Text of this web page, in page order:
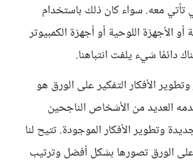
تأتي معه. سواء كان ذلك باستخدام
أو الأجهزة اللوحية أو أجهزة الكمبيوتر
دائمًا شيء يلفت انتباهنا.
وتطوير الأفكار التفكير على الورق هو
العديد من الأشخاص الناجحين
وتطوير الأفكار الموجودة. تتيح لنا
على الورق تصورها بشكل أفضل وترتيب